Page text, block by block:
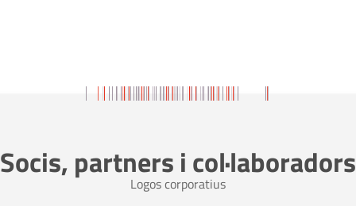
Socis, partners i col·laboradors
Logos corporatius